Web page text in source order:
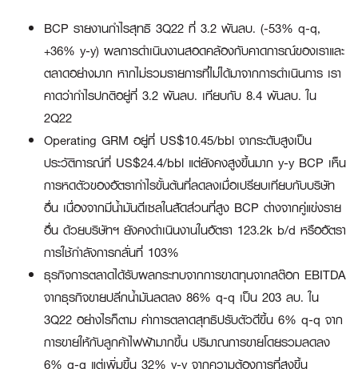
BCP รายงานกำไรสุทธิ 3Q22 ที่ 3.2 พันลบ. (-53% q-q,
+36% y-y) ผลการดำเนินงานสอดคล้องกับคาดการณ์ของเราและ
ตลาดอย่างมาก หากไม่รวมรายการที่ไม่ได้มาจากการดำเนินการ เรา
คาดว่ากำไรปกติอยู่ที่ 3.2 พันลบ. เทียบกับ 8.4 พันลบ. ใน
2Q22
Operating GRM อยู่ที่ US$10.45/bbl จากระดับสูงเป็น
ประวัติการณ์ที่ US$24.4/bbl แต่ยังคงสูงขึ้นมาก y-y BCP เห็น
การหดตัวของอัตรากำไรขั้นต้นที่ลดลงเมื่อเปรียบเทียบกับบริษัท
อื่น เนื่องจากมีน้ำมันดีเซลในสัดส่วนที่สูง BCP ต่างจากคู่แข่งราย
อื่น ด้วยบริษัทฯ ยังคงดำเนินงานในอัตรา 123.2k b/d หรืออัตรา
การใช้กำลังการกลั่นที่ 103%
ธุรกิจการตลาดได้รับผลกระทบจากการขาดทุนจากสต๊อก EBITDA
จากธุรกิจขายปลีกน้ำมันลดลง 86% q-q เป็น 203 ลบ. ใน
3Q22 อย่างไรก็ตาม ค่าการตลาดสุทธิปรับตัวดีขึ้น 6% q-q จาก
การขายให้กับลูกค้าไฟฟ้ามากขึ้น ปริมาณการขายโดยรวมลดลง
6% q-q แต่เพิ่มขึ้น 32% y-y จากความต้องการที่สูงขึ้น